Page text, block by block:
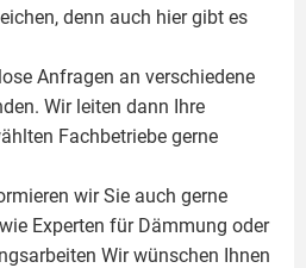
denn auch hier gibt es
Anfragen an verschiedene
Wir leiten dann Ihre
Fachbetriebe gerne
wir Sie auch gerne
Experten für Dämmung oder
Wir wünschen Ihnen